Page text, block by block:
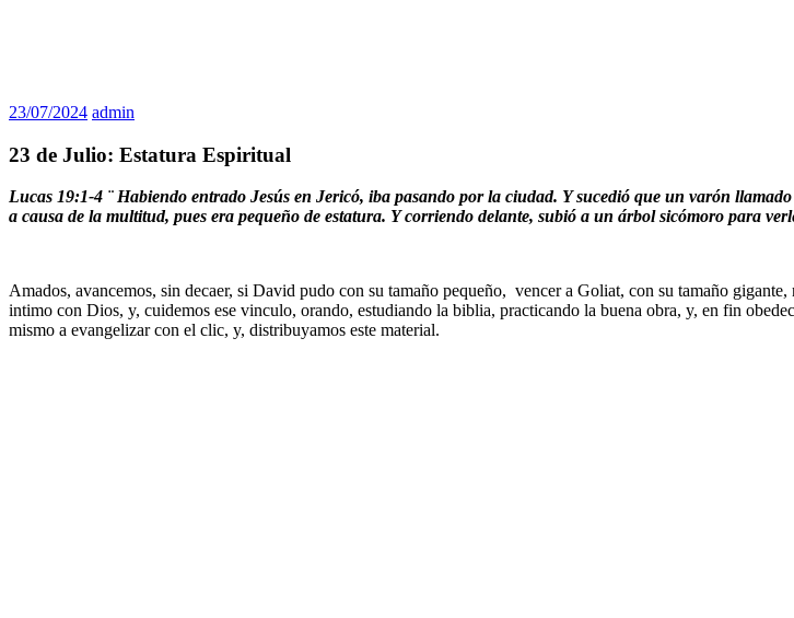
23/07/2024 admin
23 de Julio: Estatura Espiritual
Lucas 19:1-4 ¨ Habiendo entrado Jesús en Jericó, iba pasando por la ciudad. Y sucedió que un varón
a causa de la multitud, pues era pequeño de estatura. Y corriendo delante, subió a un árbol sicómoro para
Amados, avancemos, sin decaer, si David pudo con su tamaño pequeño, vencer a Goliat, con su tamaño
intimo con Dios, y, cuidemos ese vinculo, orando, estudiando la biblia, practicando la buena obra, y, en fin
mismo a evangelizar con el clic, y, distribuyamos este material.